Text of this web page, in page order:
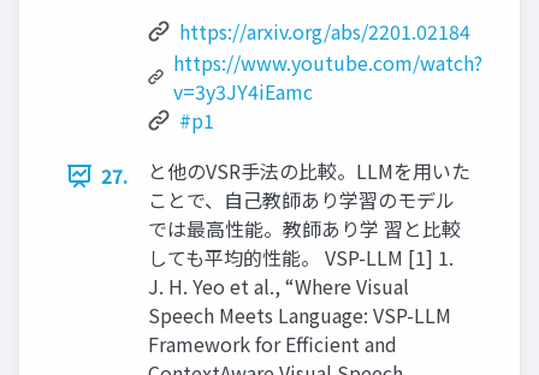
https://arxiv.org/abs/2201.02184
https://www.youtube.com/watch?
v=3y3JY4iEamc
#p1
27.
と他のVSR手法の比較。LLMを用いた
ことで、自己教師あり学習のモデル
では最高性能。教師あり学 習と比較
しても平均的性能。 VSP-LLM [1] 1.
J. H. Yeo et al., “Where Visual
Speech Meets Language: VSP-LLM
Framework for Efficient and